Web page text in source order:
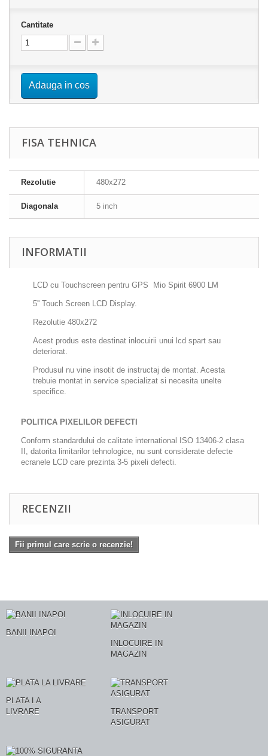
Cantitate
Adauga in cos
FISA TEHNICA
Rezolutie 480x272
Diagonala 5 inch
INFORMATII
LCD cu Touchscreen pentru GPS Mio Spirit 6900 LM
5'' Touch Screen LCD Display.
Rezolutie 480x272
Acest produs este destinat inlocuirii unui lcd spart sau
deteriorat.
Produsul nu vine insotit de instructaj de montat. Acesta
trebuie montat in service specializat si necesita unelte
specifice.
POLITICA PIXELILOR DEFECTI
Conform standardului de calitate international ISO 13406-2 clasa
II, datorita limitarilor tehnologice, nu sunt considerate defecte
ecranele LCD care prezinta 3-5 pixeli defecti.
RECENZII
Fii primul care scrie o recenzie!
BANII INAPOI
INLOCUIRE IN
MAGAZIN
PLATA LA
LIVRARE
TRANSPORT
ASIGURAT